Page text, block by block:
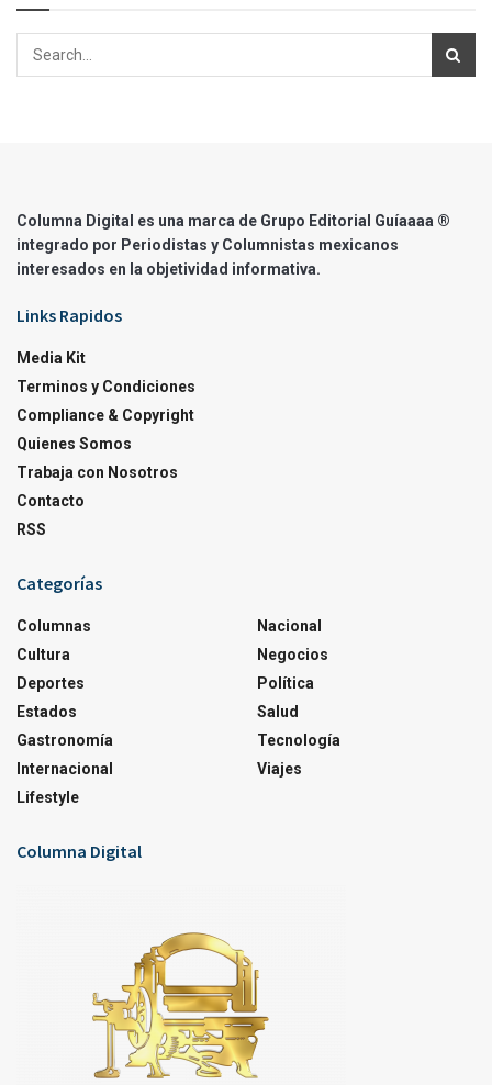
Columna Digital es una marca de Grupo Editorial Guíaaaa ®
integrado por Periodistas y Columnistas mexicanos
interesados en la objetividad informativa.
Links Rapidos
Media Kit
Terminos y Condiciones
Compliance & Copyright
Quienes Somos
Trabaja con Nosotros
Contacto
RSS
Categorías
Columnas
Cultura
Deportes
Estados
Gastronomía
Internacional
Lifestyle
Nacional
Negocios
Política
Salud
Tecnología
Viajes
Columna Digital